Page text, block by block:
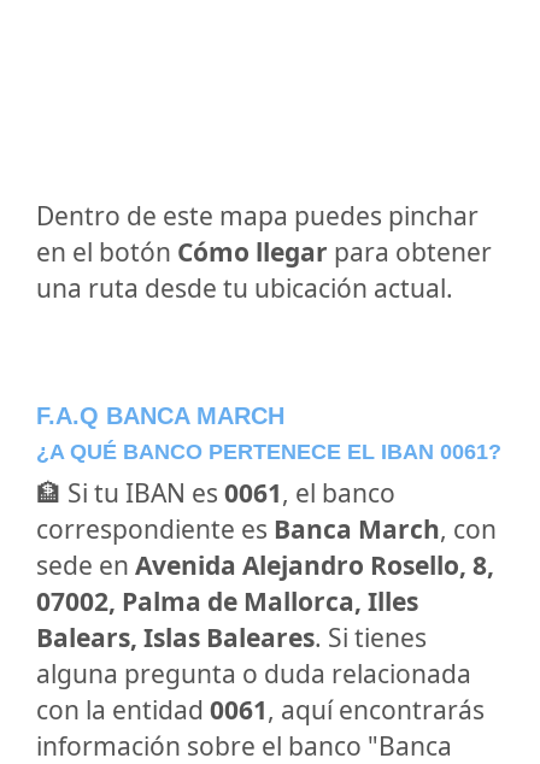
Dentro de este mapa puedes pinchar
en el botón Cómo llegar para obtener
una ruta desde tu ubicación actual.
F.A.Q BANCA MARCH
¿A QUÉ BANCO PERTENECE EL IBAN 0061?
🏦 Si tu IBAN es 0061, el banco
correspondiente es Banca March, con
sede en Avenida Alejandro Rosello, 8,
07002, Palma de Mallorca, Illes
Balears, Islas Baleares. Si tienes
alguna pregunta o duda relacionada
con la entidad 0061, aquí encontrarás
información sobre el banco "Banca